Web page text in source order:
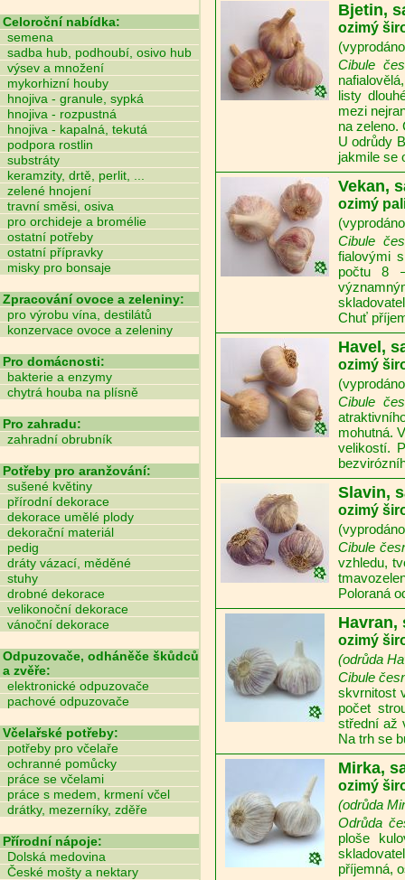
Celoroční nabídka:
semena
sadba hub, podhoubí, osivo hub
výsev a množení
mykorhizní houby
hnojiva - granule, sypká
hnojiva - rozpustná
hnojiva - kapalná, tekutá
podpora rostlin
substráty
keramzity, drtě, perlit, ...
zelené hnojení
travní směsi, osiva
pro orchideje a bromélie
ostatní potřeby
ostatní přípravky
misky pro bonsaje
Zpracování ovoce a zeleniny:
pro výrobu vína, destilátů
konzervace ovoce a zeleniny
Pro domácnosti:
bakterie a enzymy
chytrá houba na plísně
Pro zahradu:
zahradní obrubník
Potřeby pro aranžování:
sušené květiny
přírodní dekorace
dekorace umělé plody
dekorační materiál
pedig
dráty vázací, měděné
stuhy
drobné dekorace
velikonoční dekorace
vánoční dekorace
Odpuzovače, odháněče škůdců
a zvěře:
elektronické odpuzovače
pachové odpuzovače
Včelařské potřeby:
potřeby pro včelaře
ochranné pomůcky
práce se včelami
práce s medem, krmení včel
drátky, mezerníky, zděře
Přírodní nápoje:
Dolská medovina
České mošty a nektary
Bjetin,
ozimý
Cibule
listy
mezi
na zeleno.
U odrůdy
jakmile se
Vekan,
ozimý
Cibule
fialovými
počtu 8
Chuť
Havel,
ozimý
Cibule
mohutná.
velikostí.
Slavin,
ozimý
Cibule
vzhledu,
Poloraná
Havran,
ozimý
(odrůda
Cibule
skvrnitost
počet
střední až
Na trh se
Mirka,
ozimý
(odrůda
Odrůda
ploše
příjemná,